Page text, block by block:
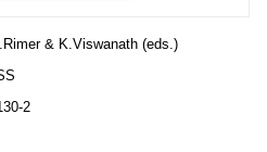
& K.Viswanath (eds.)
2